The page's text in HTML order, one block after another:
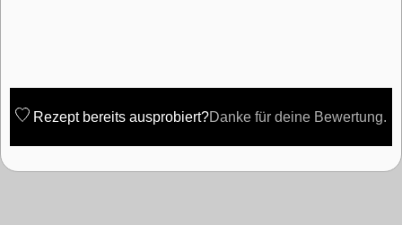
Rezept bereits ausprobiert?Danke für deine Bewertung.